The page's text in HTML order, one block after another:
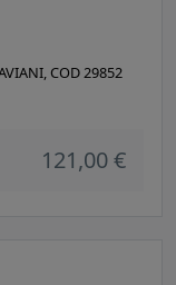
COD 29852
121,00 €